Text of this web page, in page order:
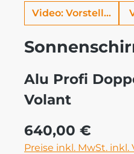
Video: Vorstellung
Alu Profi
Volant
Regulärer Preis:
640,00 €
Preise inkl. MwSt.